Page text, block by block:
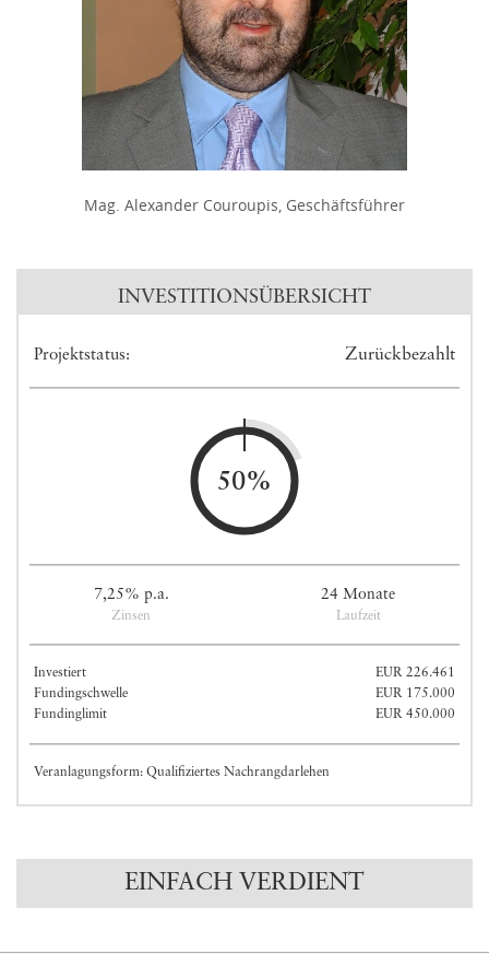
Mag. Alexander Couroupis, Geschäftsführer
INVESTITIONSÜBERSICHT
Projektstatus: Zurückbezahlt
50%
7,25% p.a.
Zinsen
24 Monate
Laufzeit
Investiert
EUR 226.461
Fundingschwelle
EUR 175.000
Fundinglimit
EUR 450.000
Veranlagungsform: Qualifiziertes Nachrangdarlehen
EINFACH VERDIENT